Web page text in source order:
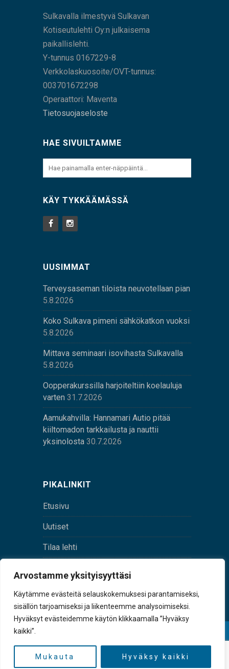
Arvostamme yksityisyyttäsi
Käytämme evästeitä selauskokemuksesi parantamiseksi,
sisällön tarjoamiseksi ja liikenteemme analysoimiseksi.
Hyväksyt evästeidemme käytön klikkaamalla ”Hyväksy
kaikki”.
Mukauta Hyväksy kaikki
Sulkavalla ilmestyvä Sulkavan
Kotiseutulehti Oy:n julkaisema
paikallislehti.
Y-tunnus 0167229-8
Verkkolaskuosoite/OVT-tunnus:
003701672298
Operaattori: Maventa
Tietosuojaseloste
HAE SIVUILTAMME
KÄY TYKKÄÄMÄSSÄ
UUSIMMAT
Terveysaseman tiloista neuvotellaan pian
5.8.2026
Koko Sulkava pimeni sähkökatkon vuoksi
5.8.2026
Mittava seminaari isovihasta Sulkavalla
5.8.2026
Oopperakurssilla harjoiteltiin koelauluja
varten 31.7.2026
Aamukahvilla: Hannamari Autio pitää
kiiltomadon tarkkailusta ja nauttii
yksinolosta 30.7.2026
PIKALINKIT
Etusivu
Uutiset
Tilaa lehti
tunnus 0167229-8
TAKAISIN YLÖS